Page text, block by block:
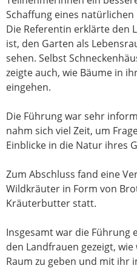
Schaffung eines
Die Referentin erklärte den
ist, den Garten als
sehen. Selbst
zeigte auch, wie Bäume in
eingehen.
Die Führung war sehr
nahm sich viel Zeit, um
Einblicke in die Natur ihres
Zum Abschluss fand eine
Wildkräuter in Form von
Kräuterbutter statt.
Insgesamt war die Führung
den Landfrauen gezeigt,
Raum zu geben und mit ihr